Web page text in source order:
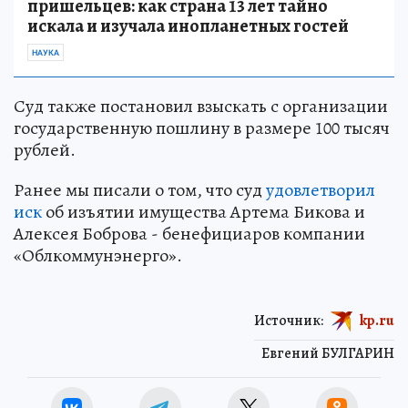
пришельцев: как страна 13 лет тайно
искала и изучала инопланетных гостей
НАУКА
Суд также постановил взыскать с организации
государственную пошлину в размере 100 тысяч
рублей.
Ранее мы писали о том, что судудовлетворил
искоб изъятии имущества Артема Бикова и
Алексея Боброва - бенефициаров компании
«Облкоммунэнерго».
Евгений БУЛГАРИН
Источник: kp.ru